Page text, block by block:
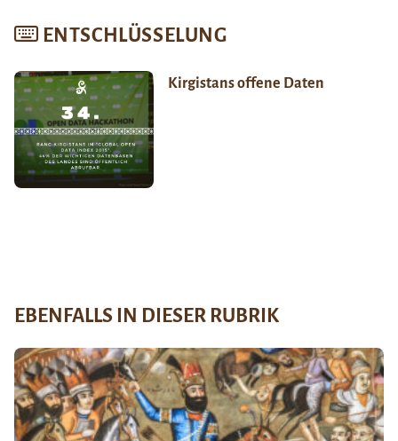
ENTSCHLÜSSELUNG
Kirgistans offene Daten
EBENFALLS IN DIESER RUBRIK